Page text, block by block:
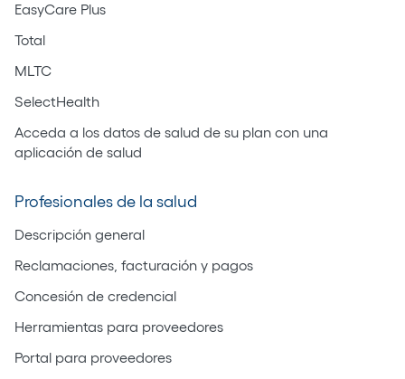
EasyCare Plus
Total
MLTC
SelectHealth
Acceda a los datos de salud de su plan con una
aplicación de salud
Profesionales de la salud
Descripción general
Reclamaciones, facturación y pagos
Concesión de credencial
Herramientas para proveedores
Portal para proveedores